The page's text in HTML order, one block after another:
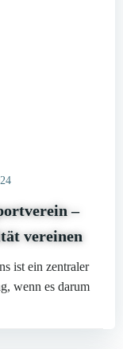
–
vereinen
ist ein zentraler
wenn es darum